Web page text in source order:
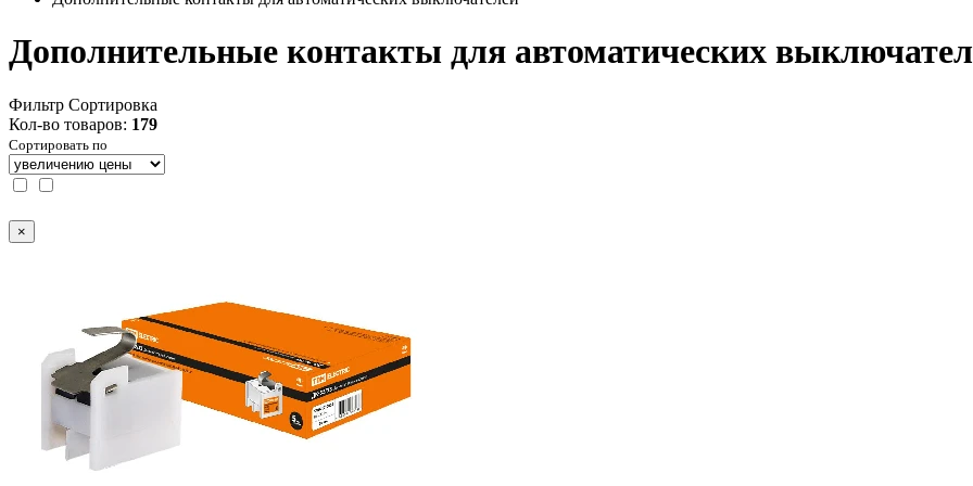
Дополнительные контакты для автоматических
Фильтр Сортировка
Кол-во товаров: 179
Сортировать по
×